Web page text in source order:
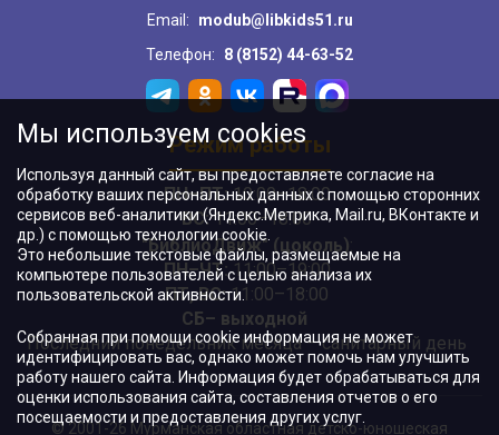
Email:
modub@libkids51.ru
Телефон:
8 (8152) 44-63-52
Режим работы
ПН–ПТ:10:00–18:00
ВС:11:00–18:00
"БиблиоДвиж" (цоколь):
ПН–ЧТ:11:00–19:00
ПТ, ВС:11:00–18:00
СБ– выходной
Последний понедельник месяца – санитарный день
© 2001-26 Мурманская областная детско-юношеская
Мы используем cookies
Используя данный сайт, вы предоставляете согласие на
обработку ваших персональных данных с помощью сторонних
сервисов веб-аналитики (Яндекс.Метрика, Mail.ru, ВКонтакте и
др.) с помощью технологии cookie.
Это небольшие текстовые файлы, размещаемые на
компьютере пользователей с целью анализа их
пользовательской активности.
Собранная при помощи cookie информация не может
идентифицировать вас, однако может помочь нам улучшить
работу нашего сайта. Информация будет обрабатываться для
оценки использования сайта, составления отчетов о его
посещаемости и предоставления других услуг.